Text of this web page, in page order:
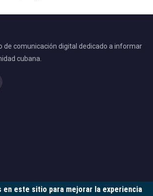
de comunicación digital dedicado a informar
cubana.
en este sitio para mejorar la experiencia